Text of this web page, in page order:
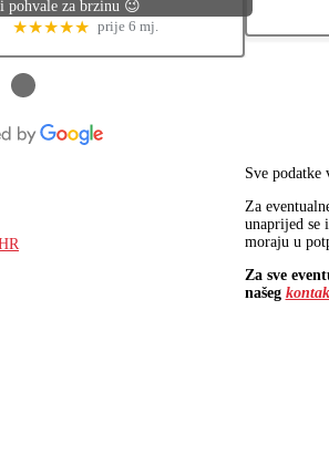
i pohvale za brzinu 😉
★★★★★ prije 6 mj.
●
Sve podatke
Za
unaprijed se
moraju u
Za sve
našeg